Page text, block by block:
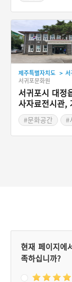
제주특별자치도 > 서
서귀포문화원
서귀포시 대정
사자료전시관,
눌#문화공간
#
현재 페이지에
족하십니까?